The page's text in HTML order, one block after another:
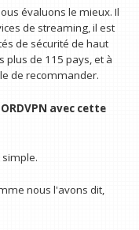
évaluons le mieux. Il
de streaming, il est
de sécurité de haut
plus de 115 pays, et à
de recommander.
avec cette
nous l'avons dit,